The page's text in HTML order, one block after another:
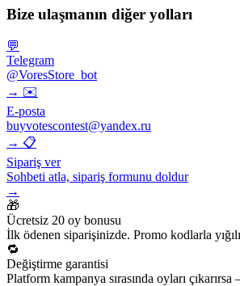
Bize ulaşmanın diğer yolları
💬
Telegram
@VoresStore_bot
→ ✉️
E-posta
buyvotescontest@yandex.ru
→ 📋
Sipariş ver
Sohbeti atla, sipariş formunu doldur
→
🎁
Ücretsiz 20 oy bonusu
İlk ödenen siparişinizde. Promo kodlarla
🔁
Değiştirme garantisi
Platform kampanya sırasında oyları